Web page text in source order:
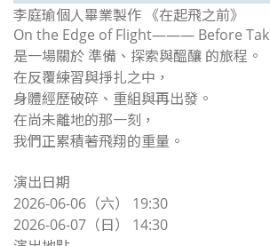
李庭瑜個人畢業製作 《在起飛之前》
On the Edge of Flight——— Before
是一場關於 準備、探索與醞釀 的旅程。
在反覆練習與掙扎之中，
身體經歷破碎、重組與再出發。
在尚未離地的那一刻，
我們正累積著飛翔的重量。
演出日期
2026-06-06（六） 19:30
2026-06-07（日） 14:30